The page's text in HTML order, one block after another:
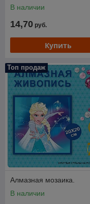
В наличии
14,70 руб.
Купить
Топ продаж
Алмазная мозаика.
В наличии